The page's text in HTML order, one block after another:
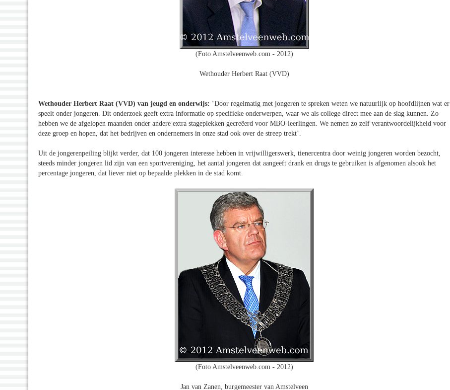
(Foto Amstelveenweb.com - 2012)
Wethouder Herbert Raat (VVD)
Wethouder Herbert Raat (VVD) van jeugd en onderwijs: ‘Door regelmatig met jongeren te spreken weten we natuurlijk op hoofdlijnen wat er
speelt onder jongeren. Dit onderzoek geeft extra informatie op specifieke onderwerpen, waar we als college direct mee aan de slag kunnen. Zo
hebben we de afgelopen maanden onder andere extra stageplekken gecreëerd voor MBO-leerlingen. We nemen zo zelf verantwoordelijkheid voor
deze groep en hopen, dat het bedrijven en ondernemers in onze stad ook over de streep trekt’.
Uit de jongerenpeiling blijkt verder, dat 100 jongeren interesse hebben in vrijwilligerswerk, tienercentra door weinig jongeren worden bezocht,
steeds minder jongeren lid zijn van een sportvereniging, het aantal jongeren dat aangeeft drank en drugs te gebruiken is afgenomen alsook het
percentage jongeren, dat liever niet op bepaalde plekken in de stad komt.
(Foto Amstelveenweb.com - 2012)
Jan van Zanen, burgemeester van Amstelveen